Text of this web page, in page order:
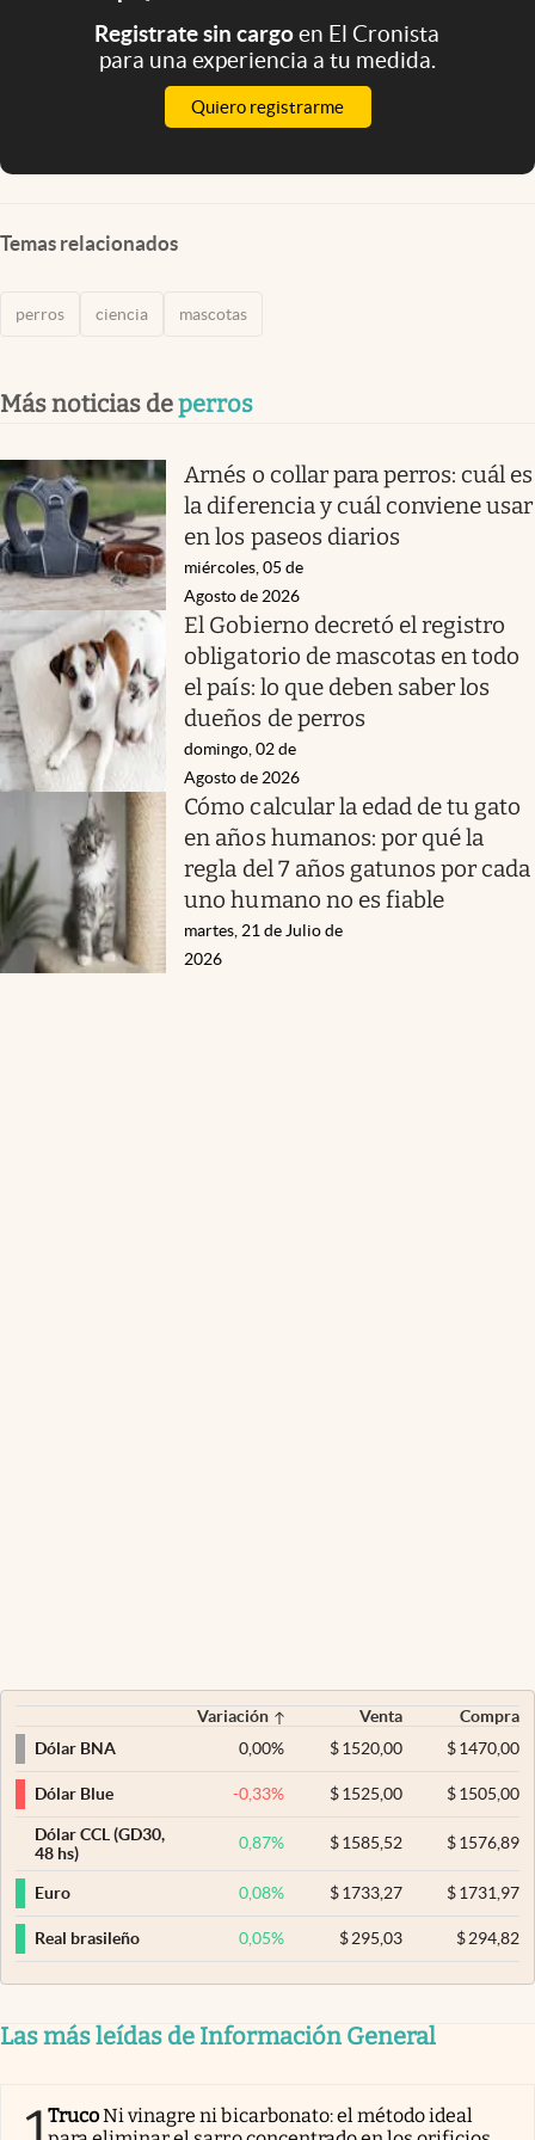
Registrate sin cargoen El Cronista
para una experiencia a tu medida.
Quiero registrarme
Temas relacionados
perros ciencia mascotas
Más noticias deperros
Arnés o collar para perros: cuál es
la diferencia y cuál conviene usar
en los paseos diarios
miércoles, 05 de
Agosto de 2026
El Gobierno decretó el registro
obligatorio de mascotas en todo
el país: lo que deben saber los
dueños de perros
domingo, 02 de
Agosto de 2026
Cómo calcular la edad de tu gato
en años humanos: por qué la
regla del 7 años gatunos por cada
uno humano no es fiable
martes, 21 de Julio de
2026
Variación Venta
Compra
Dólar BNA
0,00% $ 1520,00 $1470,00
Dólar Blue -0,33% $ 1525,00 $1505,00
Dólar CCL (GD30,
48 hs)
0,87% $ 1585,52 $1576,89
Euro 0,08% $ 1733,27 $1731,97
Real brasileño 0,05% $ 295,03 $294,82
Las más leídas de Información General
TrucoNi vinagre ni bicarbonato: el método ideal